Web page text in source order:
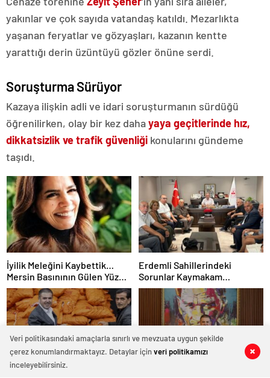
0 0
0 0
yakınlar ve çok sayıda vatandaş katıldı. Mezarlıkta
yaşanan feryatlar ve gözyaşları, kazanın kentte
yarattığı derin üzüntüyü gözler önüne serdi.
Soruşturma Sürüyor
Kazaya ilişkin adli ve idari soruşturmanın sürdüğü
öğrenilirken, olay bir kez dahayaya geçitlerinde hız,
dikkatsizlik ve trafik güvenliği konularını gündeme
taşıdı.
İyilik Meleğini Kaybettik…
Mersin Basınının Gülen Yüzü
Duygu Canova’ya Veda
Erdemli Sahillerindeki
Sorunlar Kaymakam
Tetikoğlu’na İletildi
Veri politikasındaki amaçlarla sınırlı ve mevzuata uygun şekilde
çerez konumlandırmaktayız. Detaylar içinveri politikamızı
inceleyebilirsiniz.